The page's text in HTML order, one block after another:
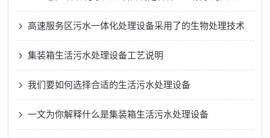
高速服务区污水一体化处理设备采用了的生物处理技术
集装箱生活污水处理设备工艺说明
我们要如何选择合适的生活污水处理设备
一文为你解释什么是集装箱生活污水处理设备